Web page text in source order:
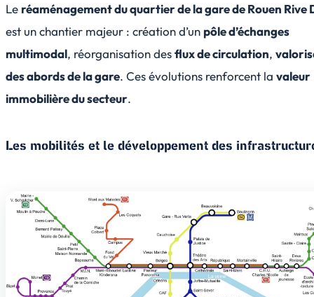
Le réaménagement du quartier de la gare de Rouen Rive
est un chantier majeur : création d’un pôle d’échanges
multimodal, réorganisation desflux de circulation,
des abords de la gare. Ces évolutions renforcent la valeur
immobilière du secteur.
Les mobilités et le développement des